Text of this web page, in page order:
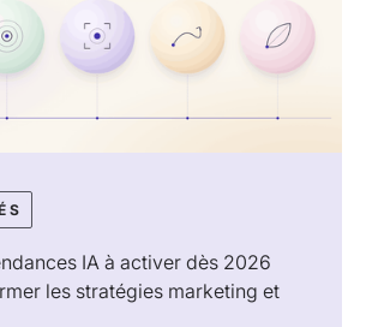
IA à activer dès 2026
les stratégies marketing et